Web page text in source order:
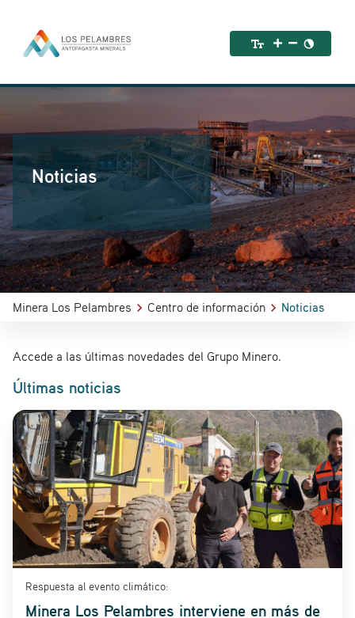
Noticias
Minera Los Pelambres Centro de información Noticias
Accede a las últimas novedades del Grupo Minero.
Últimas noticias
Respuesta al evento climático:
Minera Los Pelambres interviene en más de